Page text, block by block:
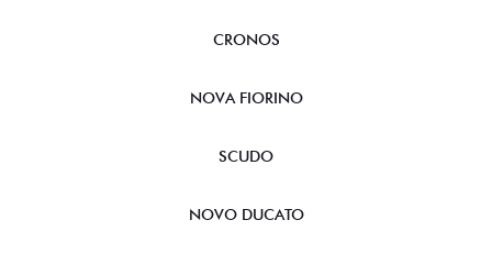
CRONOS
NOVA FIORINO
SCUDO
NOVO DUCATO